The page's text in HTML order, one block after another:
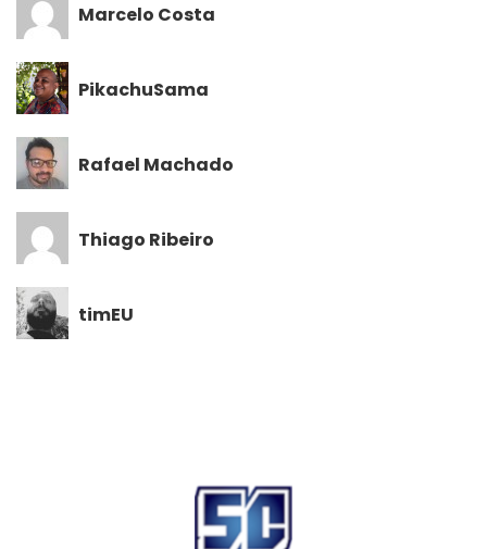
Marcelo Costa
PikachuSama
Rafael Machado
Thiago Ribeiro
timEU